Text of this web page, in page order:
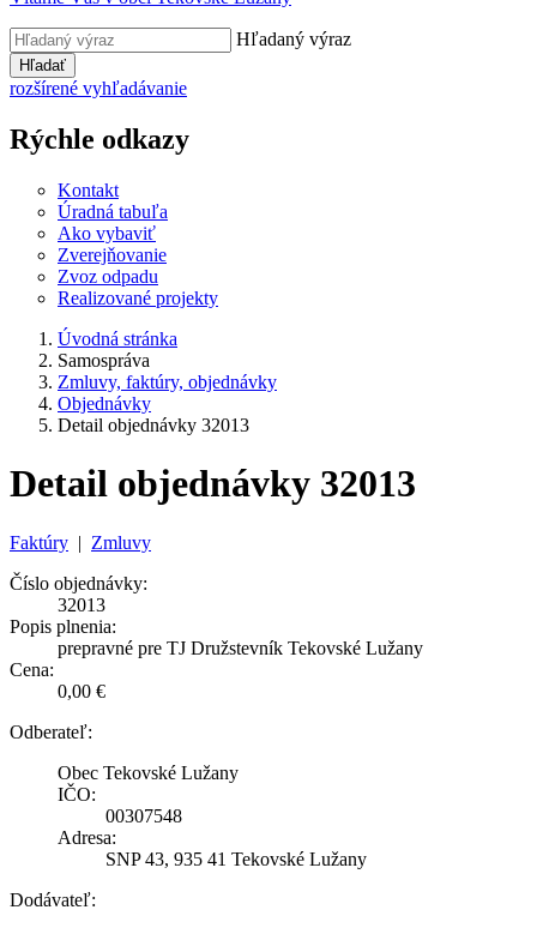
Hľadaný výraz
Hľadať
rozšírené vyhľadávanie
Rýchle odkazy
Kontakt
Úradná tabuľa
Ako vybaviť
Zverejňovanie
Zvoz odpadu
Realizované projekty
Úvodná stránka
Samospráva
Zmluvy, faktúry, objednávky
Objednávky
Detail objednávky 32013
Detail objednávky 32013
Faktúry | Zmluvy
Číslo objednávky:
32013
Popis plnenia:
prepravné pre TJ Družstevník Tekovské Lužany
Cena:
0,00 €
Odberateľ:
Obec Tekovské Lužany
IČO:
00307548
Adresa:
SNP 43, 935 41 Tekovské Lužany
Dodávateľ: